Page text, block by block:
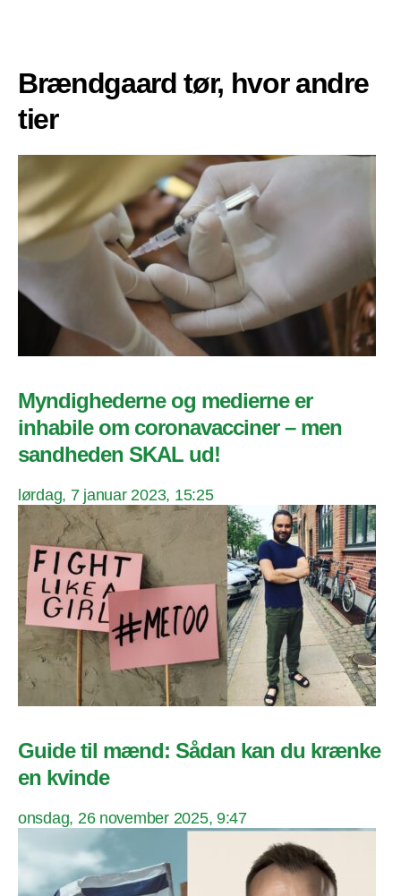
Brændgaard tør, hvor andre
tier
Myndighederne og medierne er
inhabile om coronavacciner – men
sandheden SKAL ud!
lørdag, 7 januar 2023, 15:25
Guide til mænd: Sådan kan du krænke
en kvinde
onsdag, 26 november 2025, 9:47